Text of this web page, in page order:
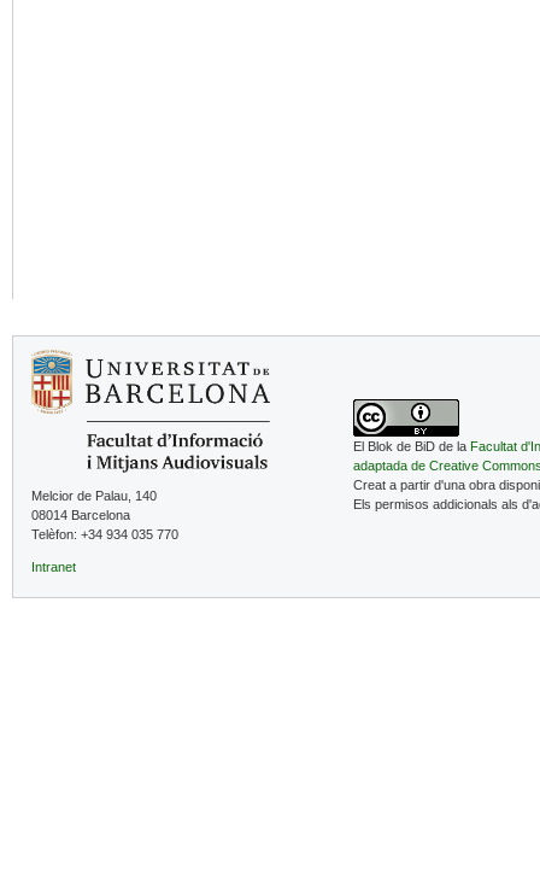
Melcior de Palau, 140
08014 Barcelona
Telèfon: +34 934 035 770
Intranet
El Blok de BiD de la Facultat
adaptada de Creative
Creat a partir d'una obra
Els permisos addicionals als